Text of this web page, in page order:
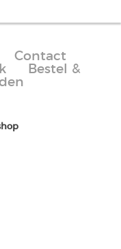
Contact
Bestel &